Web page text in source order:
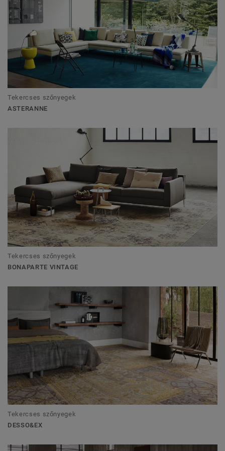
Tekercses szőnyegek
ASTERANNE
Tekercses szőnyegek
BONAPARTE VINTAGE
Tekercses szőnyegek
DESSO&EX